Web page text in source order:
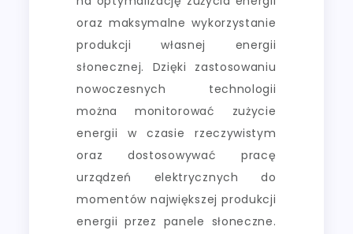
oraz maksymalne wykorzystanie
produkcji własnej energii
słonecznej. Dzięki zastosowaniu
nowoczesnych technologii
można monitorować zużycie
energii w czasie rzeczywistym
oraz dostosowywać pracę
urządzeń elektrycznych do
momentów największej produkcji
energii przez panele słoneczne.